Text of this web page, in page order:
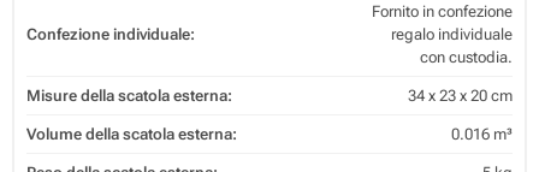
Confezione individuale:
Fornito in confezione
regalo individuale
con custodia.
Misure della scatola esterna: 34 x 23 x 20 cm
Volume della scatola esterna: 0.016 m³